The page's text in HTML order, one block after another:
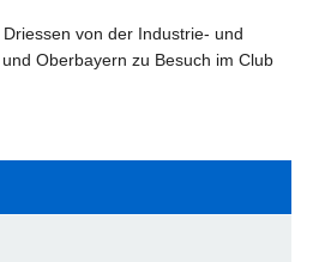
von der Industrie- und
Oberbayern zu Besuch im Club